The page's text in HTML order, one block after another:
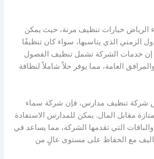
الرياض خيارات تنظيف مرنة، حيث يمكن
الزمني الذي يناسبها، سواء كان تنظيفًا
إن خدمات الشركة تشمل تنظيف الفصول
العامة، مما يوفر حلاً شاملاً لنظافة
شركة تنظيف مدارس، فإن شركة سماء
مقابل المال. يمكن للمدارس الاستفادة
التي تقدمها الشركة، مما يساعد في
مع الحفاظ على مستوى عالٍ من